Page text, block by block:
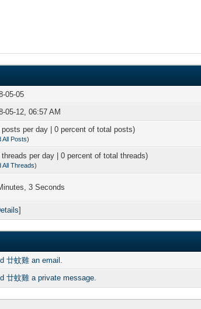
05-05
05-12, 06:57 AM
posts per day | 0 percent of total posts)
All Posts)
threads per day | 0 percent of total threads)
All Threads)
3 Seconds
]
廿蚊雞 an email.
廿蚊雞 a private message.